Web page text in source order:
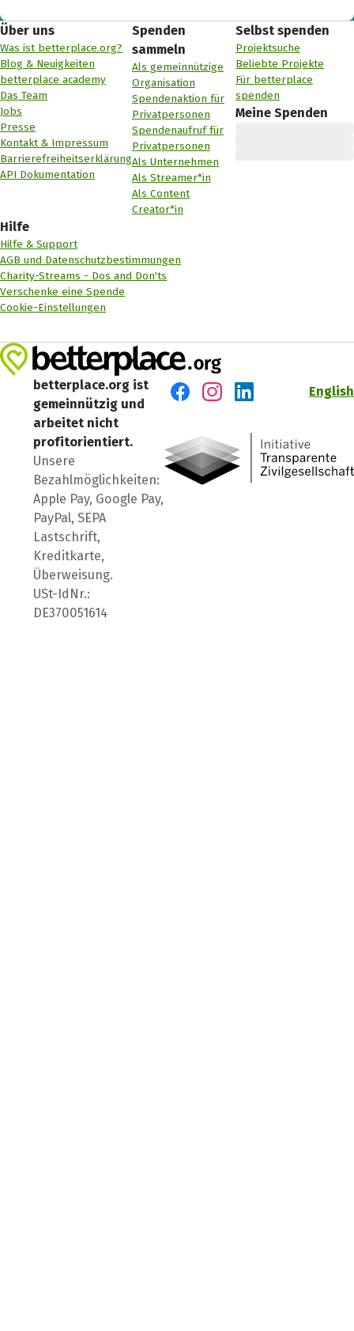
Über uns
Was ist betterplace.org?
Blog & Neuigkeiten
betterplace academy
Das Team
Jobs
Presse
Kontakt & Impressum
Barrierefreiheitserklärung
API Dokumentation
Spenden
sammeln
Als gemeinnützige
Organisation
Spendenaktion für
Privatpersonen
Spendenaufruf für
Privatpersonen
Als Unternehmen
Als Streamer*in
Als Content
Creator*in
Selbst spenden
Projektsuche
Beliebte Projekte
Für betterplace
spenden
Meine Spenden
Hilfe
Hilfe & Support
AGB und Datenschutzbestimmungen
Charity-Streams - Dos and Don'ts
Verschenke eine Spende
Cookie-Einstellungen
betterplace.org ist
gemeinnützig und
arbeitet nicht
profitorientiert.
Unsere
Bezahlmöglichkeiten:
Apple Pay, Google Pay,
PayPal, SEPA
Lastschrift,
Kreditkarte,
Überweisung.
USt-IdNr.:
DE370051614
English